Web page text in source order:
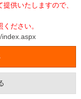
供いたしますので、
ださい。
index.aspx